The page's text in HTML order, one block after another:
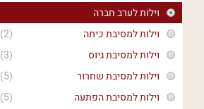
וילות לערב חברה
(2)
וילות למסיבת כיתה
(3)
וילות למסיבת גיוס
(5)
וילות למסיבת שחרור
(5)
וילות למסיבת הפתעה